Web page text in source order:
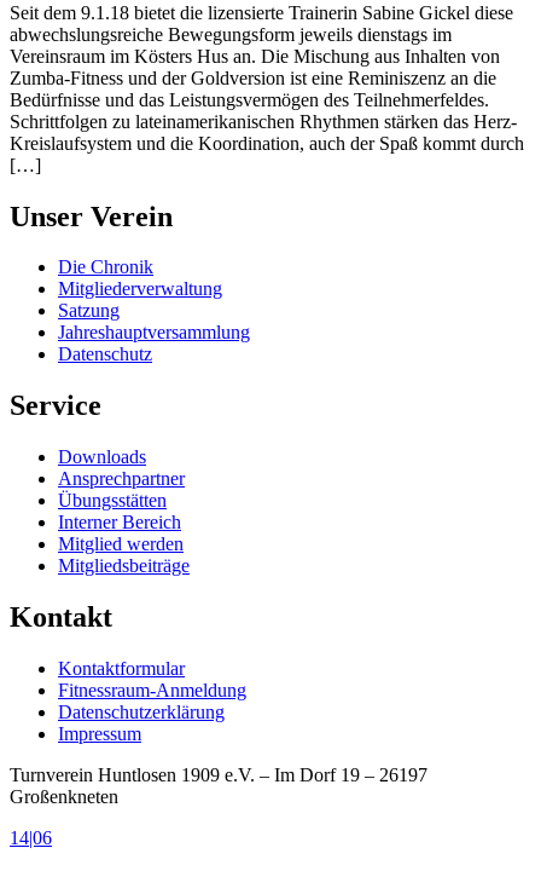
Seit dem 9.1.18 bietet die lizensierte Trainerin Sabine Gickel diese
abwechslungsreiche Bewegungsform jeweils dienstags im
Vereinsraum im Kösters Hus an. Die Mischung aus Inhalten von
Zumba-Fitness und der Goldversion ist eine Reminiszenz an die
Bedürfnisse und das Leistungsvermögen des Teilnehmerfeldes.
Schrittfolgen zu lateinamerikanischen Rhythmen stärken das Herz-
Kreislaufsystem und die Koordination, auch der Spaß kommt durch
[…]
Unser Verein
Die Chronik
Mitgliederverwaltung
Satzung
Jahreshauptversammlung
Datenschutz
Service
Downloads
Ansprechpartner
Übungsstätten
Interner Bereich
Mitglied werden
Mitgliedsbeiträge
Kontakt
Kontaktformular
Fitnessraum-Anmeldung
Datenschutzerklärung
Impressum
Turnverein Huntlosen 1909 e.V. – Im Dorf 19 – 26197
Großenkneten
14|06